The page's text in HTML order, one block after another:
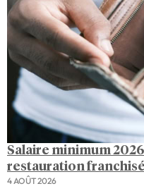
Salaire minimum
restauration
4 AOÛT 2026